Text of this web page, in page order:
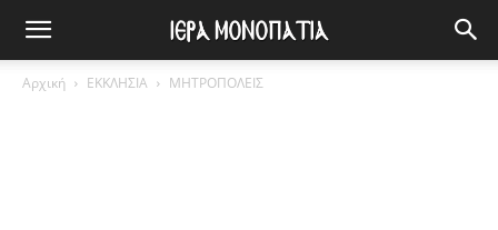
Αρχική ΕΚΚΛΗΣΙΑ ΜΗΤΡΟΠΟΛΕΙΣ